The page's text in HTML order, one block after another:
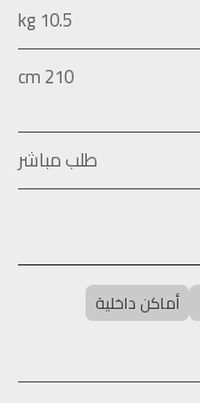
10.5 kg
210 cm
طلب مباشر
أماكن داخلية